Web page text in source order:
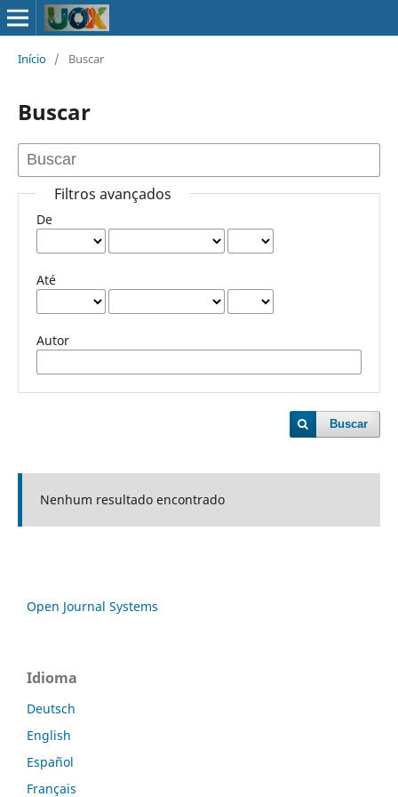
Início / Buscar
Buscar
Filtros avançados
De
Até
Autor
Buscar
Nenhum resultado encontrado
Open Journal Systems
Idioma
Deutsch
English
Español
Français